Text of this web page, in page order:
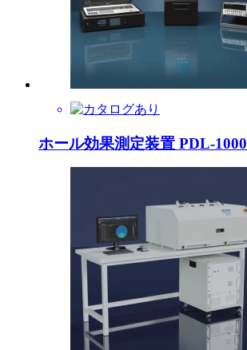
ホール効果測定装置 PDL-1000